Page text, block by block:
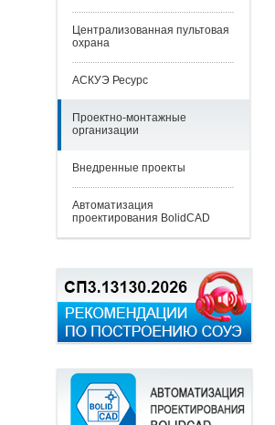
Централизованная пультовая
охрана
АСКУЭ Ресурс
Проектно-монтажные
организации
Внедренные проекты
Автоматизация
проектирования BolidCAD